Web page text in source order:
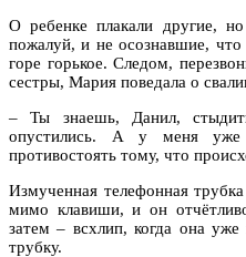
О ребенке плакали другие,
пожалуй, и не осознавшие,
горе горькое. Следом,
сестры, Мария поведала о
– Ты знаешь, Данил,
опустились. А у меня уже
противостоять тому, что
Измученная телефонная
мимо клавиши, и он
затем – всхлип, когда она
трубку.